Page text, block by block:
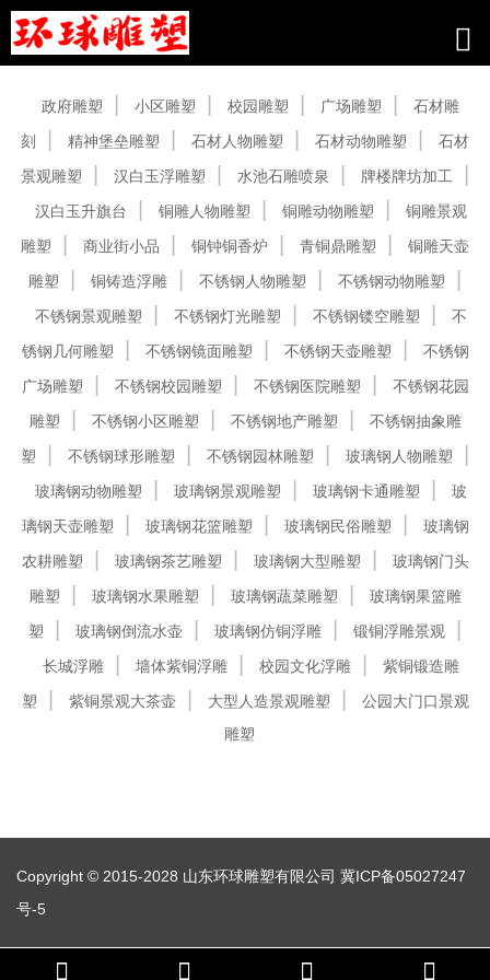
政府雕塑 小区雕塑 校园雕塑 广场雕塑
石材雕
刻
精神堡垒雕塑 石材人物雕塑 石材动物雕塑
石材
景观雕塑
汉白玉浮雕塑 水池石雕喷泉
牌楼牌坊加工
汉白玉升旗台
铜雕人物雕塑 铜雕动物雕塑
铜雕景观
雕塑
商业街小品 铜钟铜香炉 青铜鼎雕塑
铜雕天壶
雕塑
铜铸造浮雕 不锈钢人物雕塑
不锈钢动物雕塑
不锈钢景观雕塑
不锈钢灯光雕塑 不锈钢镂空雕塑
不
锈钢几何雕塑
不锈钢镜面雕塑 不锈钢天壶雕塑
不锈钢
广场雕塑
不锈钢校园雕塑 不锈钢医院雕塑
不锈钢花园
雕塑
不锈钢小区雕塑 不锈钢地产雕塑
不锈钢抽象雕
塑
不锈钢球形雕塑 不锈钢园林雕塑
玻璃钢人物雕塑
玻璃钢动物雕塑
玻璃钢景观雕塑 玻璃钢卡通雕塑
玻
璃钢天壶雕塑
玻璃钢花篮雕塑 玻璃钢民俗雕塑
玻璃钢
农耕雕塑
玻璃钢茶艺雕塑 玻璃钢大型雕塑
玻璃钢门头
雕塑
玻璃钢水果雕塑 玻璃钢蔬菜雕塑
玻璃钢果篮雕
塑
玻璃钢倒流水壶 玻璃钢仿铜浮雕
锻铜浮雕景观
长城浮雕
墙体紫铜浮雕 校园文化浮雕
紫铜锻造雕
塑
紫铜景观大茶壶 大型人造景观雕塑
公园大门口景观
雕塑
Copyright © 2015-2028 山东环球雕塑有限公司 冀ICP备05027247
号-5